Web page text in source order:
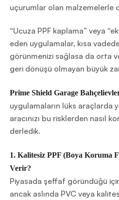
uçurumlar olan malzemelerle
“Ucuza PPF kaplama” veya
eden uygulamalar, kısa
görünmenizi sağlasa da orta
geri dönüşü olmayan büyük
Prime Shield Garage
uygulamaların lüks araçlarda
aracınızı bu risklerden nasıl
derledik.
1. Kalitesiz PPF (Boya Koruma
Verir?
Piyasada şeffaf göründüğü
ancak aslında PVC veya